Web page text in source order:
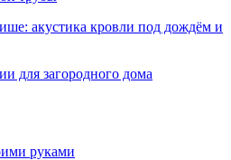
акустика кровли под дождём и
для загородного дома
руками